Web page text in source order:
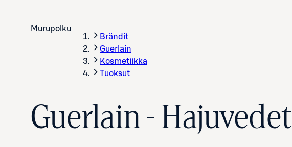
Murupolku
Brändit
Guerlain
Kosmetiikka
Tuoksut
Guerlain - Hajuvedet